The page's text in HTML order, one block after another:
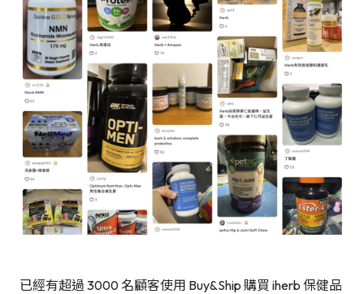
已經有超過 3000 名顧客使用 Buy&Ship 購買 iherb 保健品